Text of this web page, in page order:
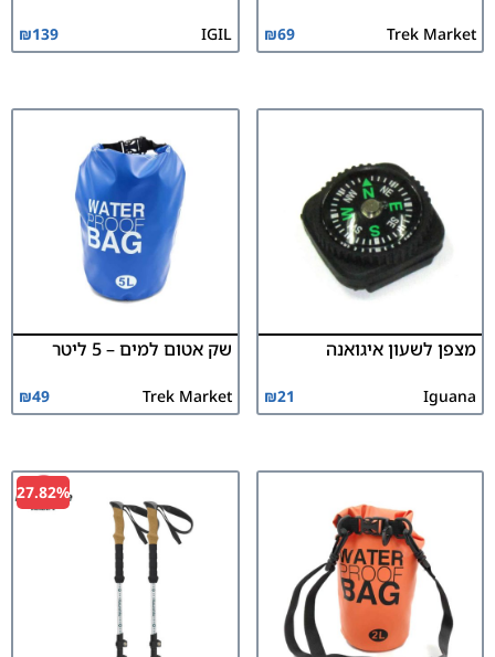
Trek Market
₪69
IGIL
₪139
מצפן לשעון איגואנה
Iguana
₪21
שק אטום למים – 5 ליטר
Trek Market
₪49
27.82%